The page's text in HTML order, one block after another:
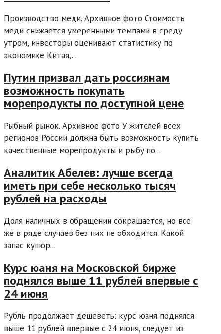
Производство меди. Архивное фото Стоимость
меди снижается умеренными темпами в среду
утром, инвесторы оценивают статистику по
экономике Китая,...
Путин призвал дать россиянам
возможность покупать
морепродукты по доступной цене
Рыбный рынок. Архивное фото У жителей всех
регионов России должна быть возможность купить
качественные морепродукты и рыбу по...
Аналитик Абелев: лучше всегда
иметь при себе несколько тысяч
рублей на расходы
Доля наличных в обращении сокращается, но все
же в ряде случаев без них не обходится. Какой
запас купюр...
Курс юаня на Московской бирже
поднялся выше 11 рублей впервые с
24 июня
Рубль продолжает дешеветь: курс юаня поднялся
выше 11 рублей впервые с 24 июня, следует из